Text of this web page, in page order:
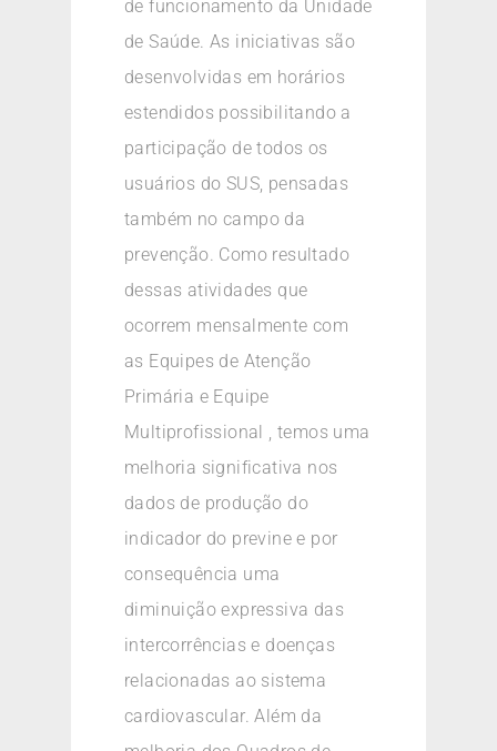
de funcionamento da Unidade
de Saúde. As iniciativas são
desenvolvidas em horários
estendidos possibilitando a
participação de todos os
usuários do SUS, pensadas
também no campo da
prevenção. Como resultado
dessas atividades que
ocorrem mensalmente com
as Equipes de Atenção
Primária e Equipe
Multiprofissional , temos uma
melhoria significativa nos
dados de produção do
indicador do previne e por
consequência uma
diminuição expressiva das
intercorrências e doenças
relacionadas ao sistema
cardiovascular. Além da